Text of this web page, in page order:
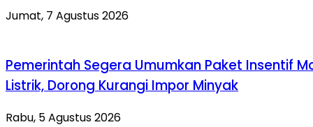
Jumat, 7 Agustus 2026
Pemerintah Segera Umumkan Paket Insentif
Listrik, Dorong Kurangi Impor Minyak
Rabu, 5 Agustus 2026